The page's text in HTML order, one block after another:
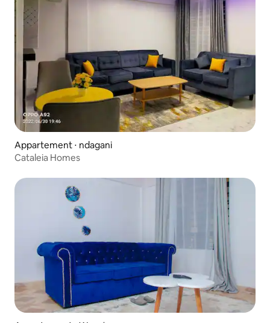
Appartement ⋅ ndagani
Cataleia Homes